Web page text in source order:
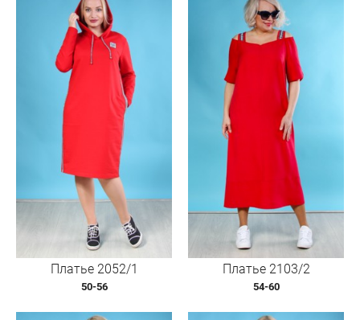
Платье 2052/1
50-56
Платье 2103/2
54-60